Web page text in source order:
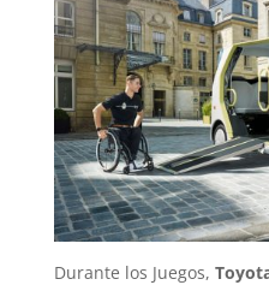
Durante los Juegos,